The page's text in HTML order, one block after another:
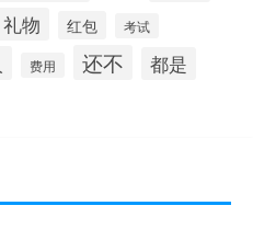
礼物 红包 考试
费用 还不 都是